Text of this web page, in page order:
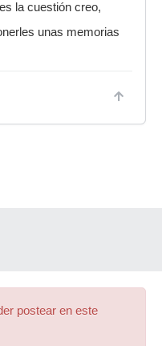
la cuestión creo,
unas memorias
postear en este